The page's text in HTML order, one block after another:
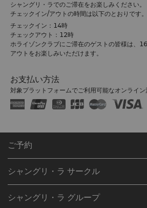
シャングリ・ラでのご滞在をお楽しみください。
チェックイン/アウトの時間は以下のとおりです。
チェックイン：14時
チェックアウト：12時
ホライゾンクラブにご滞在のゲストの皆様は、
アウトをお楽しみいただけます。
お支払い方法
対象プラットフォームでご利用可能なオンライン
ご予約
ご予約の検索
レストラン＆バー
シャングリ・ラ サークル
シャングリ・ラ サークルに入会
シャングリ・ラ グループ